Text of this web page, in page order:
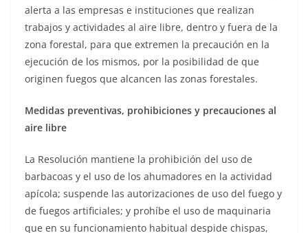
alerta a las empresas e instituciones que realizan
trabajos y actividades al aire libre, dentro y fuera de la
zona forestal, para que extremen la precaución en la
ejecución de los mismos, por la posibilidad de que
originen fuegos que alcancen las zonas forestales.
Medidas preventivas, prohibiciones y precauciones al
aire libre
La Resolución mantiene la prohibición del uso de
barbacoas y el uso de los ahumadores en la actividad
apícola; suspende las autorizaciones de uso del fuego y
de fuegos artificiales; y prohíbe el uso de maquinaria
que en su funcionamiento habitual despide chispas,